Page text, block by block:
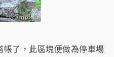
了，此區塊便做為停車場